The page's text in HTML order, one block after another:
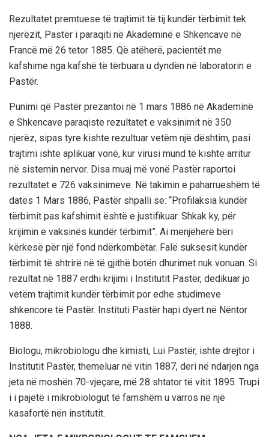
Rezultatet premtuese të trajtimit të tij kundër tërbimit tek
njerëzit, Pastër i paraqiti në Akademinë e Shkencave në
Francë më 26 tetor 1885. Që atëherë, pacientët me
kafshime nga kafshë të tërbuara u dyndën në laboratorin e
Pastër.
Punimi që Pastër prezantoi në 1 mars 1886 në Akademinë
e Shkencave paraqiste rezultatet e vaksinimit në 350
njerëz, sipas tyre kishte rezultuar vetëm një dështim, pasi
trajtimi ishte aplikuar vonë, kur virusi mund të kishte arritur
në sistemin nervor. Disa muaj më vonë Pastër raportoi
rezultatet e 726 vaksinimeve. Në takimin e paharrueshëm të
datës 1 Mars 1886, Pastër shpalli se: “Profilaksia kundër
tërbimit pas kafshimit është e justifikuar. Shkak ky, për
krijimin e vaksinës kundër tërbimit”. Ai menjëherë bëri
kërkesë për një fond ndërkombëtar. Falë suksesit kundër
tërbimit të shtrirë në të gjithë botën dhurimet nuk vonuan. Si
rezultat në 1887 erdhi krijimi i Institutit Pastër, dedikuar jo
vetëm trajtimit kundër tërbimit por edhe studimeve
shkencore të Pastër. Instituti Pastër hapi dyert në Nëntor
1888.
Biologu, mikrobiologu dhe kimisti, Lui Pastër, ishte drejtor i
Institutit Pastër, themeluar në vitin 1887, deri në ndarjen nga
jeta në moshën 70-vjeçare, më 28 shtator të vitit 1895. Trupi
i i pajetë i mikrobiologut të famshëm u varros në një
kasafortë nën institutit.